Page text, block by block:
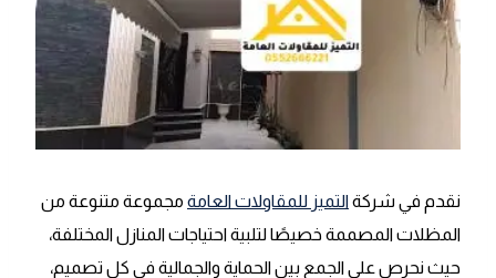
نقدم في شركةالتميز للمقاولات العامة مجموعة متنوعة من
المظلات المصممة خصيصًا لتلبية احتياجات المنازل المختلفة،
حيث نحرص على الجمع بين الحماية والجمالية في كل تصميم،